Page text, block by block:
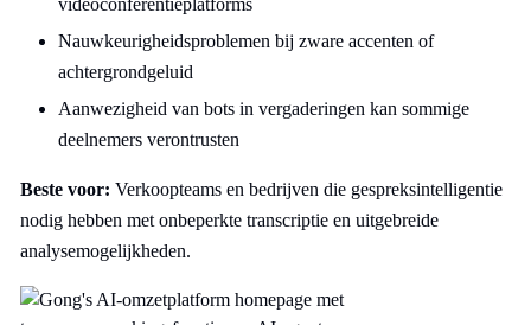
videoconferentieplatforms
Nauwkeurigheidsproblemen bij zware accenten of
achtergrondgeluid
Aanwezigheid van bots in vergaderingen kan sommige
deelnemers verontrusten
Beste voor: Verkoopteams en bedrijven die gespreksintelligentie
nodig hebben met onbeperkte transcriptie en uitgebreide
analysemogelijkheden.